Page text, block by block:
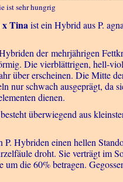
ist sehr hungrig
x Tinaist ein Hybrid aus P.
der mehrjährigen
Die vierblättrigen, hell-
über erscheinen. Die Mitte
nur schwach ausgeprägt, da
dienen.
überwiegend aus
P. Hybriden einen hellen
droht. Sie verträgt im
die 60% betragen.